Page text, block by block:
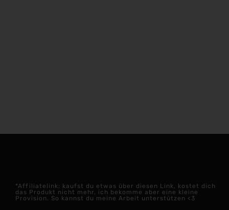
*Affiliatelink: kaufst du etwas über diesen Link, kostet dich
das Produkt nicht mehr, ich bekomme aber eine kleine
Provision. So kannst du meine Arbeit unterstützen <3